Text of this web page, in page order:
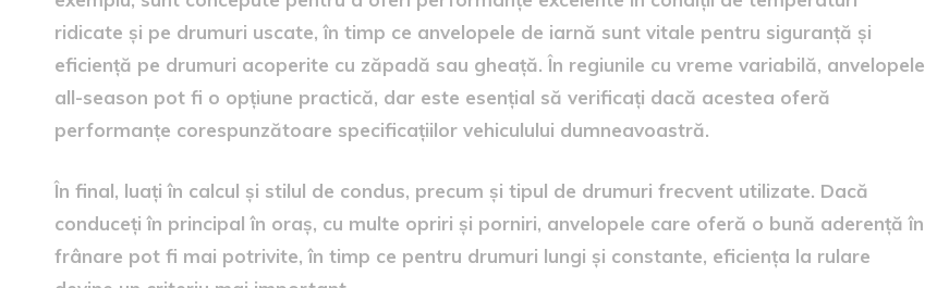
ridicate și pe drumuri uscate, în timp ce anvelopele de iarnă sunt vitale pentru siguranță și
eficiență pe drumuri acoperite cu zăpadă sau gheață. În regiunile cu vreme variabilă, anvelopele
all-season pot fi o opțiune practică, dar este esențial să verificați dacă acestea oferă
performanțe corespunzătoare specificațiilor vehiculului dumneavoastră.
În final, luați în calcul și stilul de condus, precum și tipul de drumuri frecvent utilizate. Dacă
conduceți în principal în oraș, cu multe opriri și porniri, anvelopele care oferă o bună aderență în
frânare pot fi mai potrivite, în timp ce pentru drumuri lungi și constante, eficiența la rulare